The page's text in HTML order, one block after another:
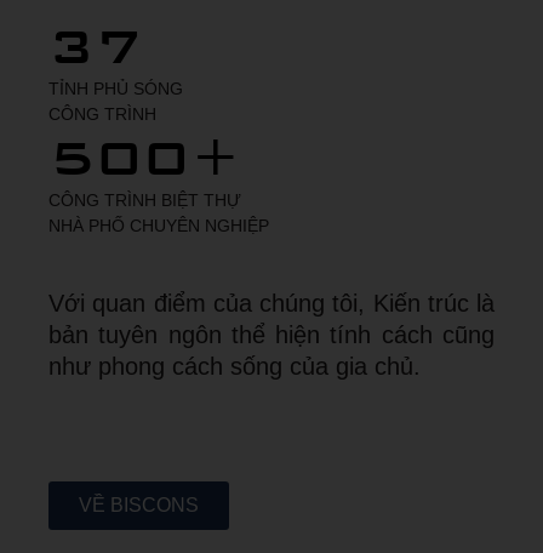
37
TỈNH PHỦ SÓNG
CÔNG TRÌNH
500+
CÔNG TRÌNH BIỆT THỰ
NHÀ PHỐ CHUYÊN NGHIỆP
Với quan điểm của chúng tôi, Kiến trúc là
bản tuyên ngôn thể hiện tính cách cũng
như phong cách sống của gia chủ.
efter
en
VỀ BISCONS